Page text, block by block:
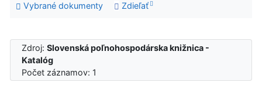
Vybrané dokumenty
Zdieľať
Zdroj:Slovenská poľnohospodárska knižnica -
Katalóg
Počet záznamov: 1